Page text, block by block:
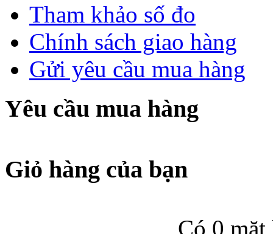
Tham khảo số đo
Chính sách giao hàng
Gửi yêu cầu mua hàng
Yêu cầu mua hàng
Giỏ hàng của bạn
Có 0